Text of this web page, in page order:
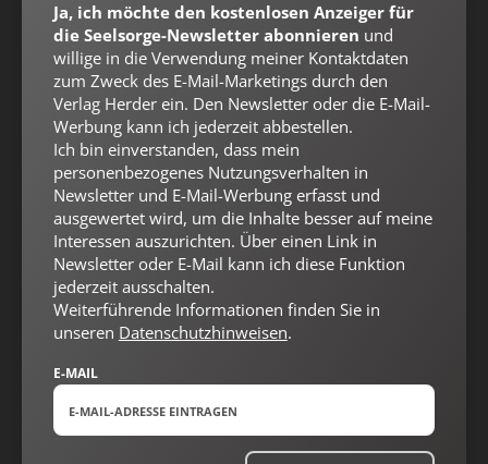
Impressum
Vertrag widerrufen Abo online kündigen
Nach oben
Ja, ich möchte den kostenlosen Anzeiger für
die Seelsorge-Newsletter abonnieren und
willige in die Verwendung meiner Kontaktdaten
zum Zweck des E-Mail-Marketings durch den
Verlag Herder ein. Den Newsletter oder die E-Mail-
Werbung kann ich jederzeit abbestellen.
Ich bin einverstanden, dass mein
personenbezogenes Nutzungsverhalten in
Newsletter und E-Mail-Werbung erfasst und
ausgewertet wird, um die Inhalte besser auf meine
Interessen auszurichten. Über einen Link in
Newsletter oder E-Mail kann ich diese Funktion
jederzeit ausschalten.
Weiterführende Informationen finden Sie in
unseren Datenschutzhinweisen.
E-MAIL